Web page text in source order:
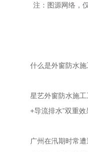
注：图源网络，
什么是外窗防水施
星艺外窗防水施
+导流排水”双重
广州在汛期时常